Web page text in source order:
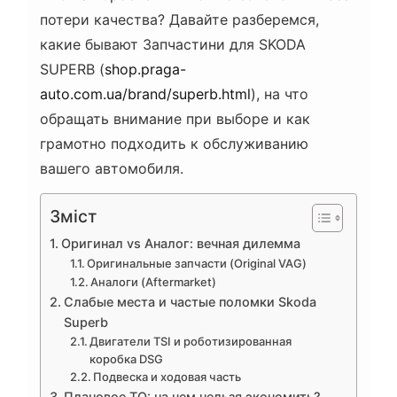
потери качества? Давайте разберемся,
какие бывают Запчастини для SKODA
SUPERB (shop.praga-
auto.com.ua/brand/superb.html), на что
обращать внимание при выборе и как
грамотно подходить к обслуживанию
вашего автомобиля.
Зміст
Оригинал vs Аналог: вечная дилемма
Оригинальные запчасти (Original VAG)
Аналоги (Aftermarket)
Слабые места и частые поломки Skoda
Superb
Двигатели TSI и роботизированная
коробка DSG
Подвеска и ходовая часть